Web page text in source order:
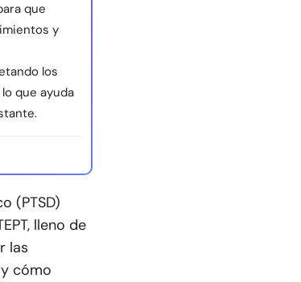
que
y
los
que ayuda
(PTSD)
lleno de
las
cómo